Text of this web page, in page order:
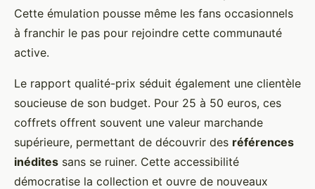
Cette émulation pousse même les fans occasionnels
à franchir le pas pour rejoindre cette communauté
active.
Le rapport qualité-prix séduit également une clientèle
soucieuse de son budget. Pour 25 à 50 euros, ces
coffrets offrent souvent une valeur marchande
supérieure, permettant de découvrir des références
inédites sans se ruiner. Cette accessibilité
démocratise la collection et ouvre de nouveaux